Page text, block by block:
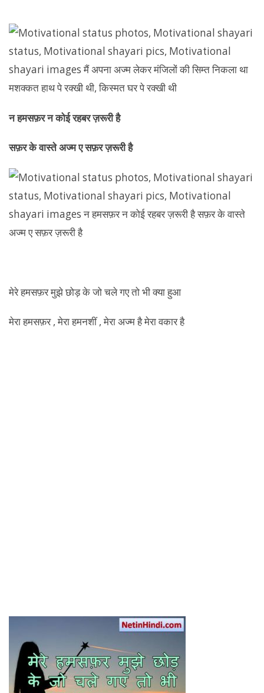
न हमसफ़र न कोई रहबर ज़रूरी है
सफ़र के वास्ते अज्म ए सफ़र ज़रूरी है
मेरे हमसफ़र मुझे छोड़ के जो चले गए तो भी क्या हुआ
मेरा हमसफ़र , मेरा हमनशीं , मेरा अज्म है मेरा वकार है